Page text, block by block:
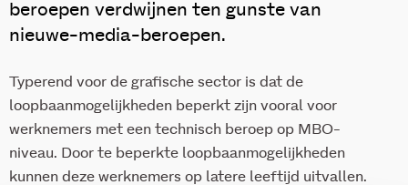
beroepen verdwijnen ten gunste van
nieuwe-media-beroepen.
Typerend voor de grafische sector is dat de
loopbaanmogelijkheden beperkt zijn vooral voor
werknemers met een technisch beroep op MBO-
niveau. Door te beperkte loopbaanmogelijkheden
kunnen deze werknemers op latere leeftijd uitvallen.